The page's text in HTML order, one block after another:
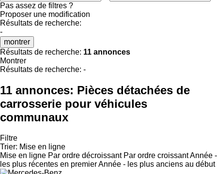
Pas assez de filtres ?
Proposer une modification
Résultats de recherche:
-
montrer
Résultats de recherche: 11 annonces
Montrer
Résultats de recherche: -
11 annonces: Pièces détachées de
carrosserie pour véhicules
communaux
Filtre
Trier: Mise en ligne
Mise en ligne Par ordre décroissant Par ordre croissantAnnée -
les plus récentes en premierAnnée - les plus anciens au début